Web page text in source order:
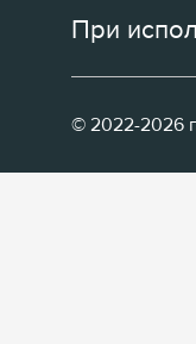
При
© 2022-2026